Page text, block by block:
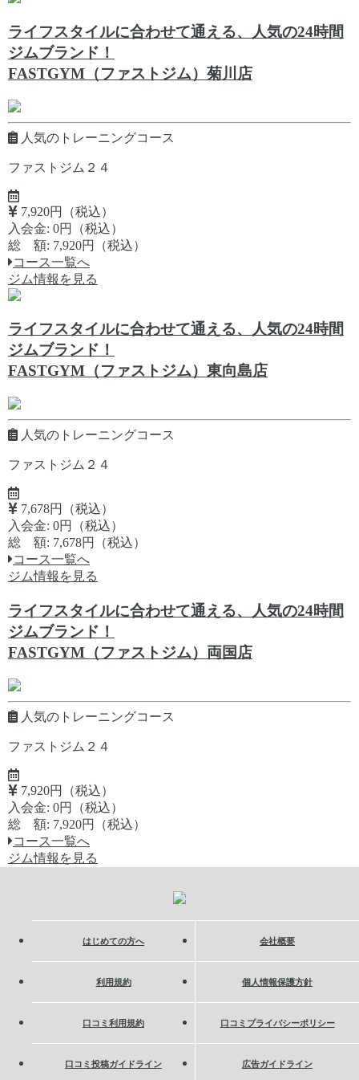
ライフスタイルに合わせて通える、人気の24時間
ジムブランド！
FASTGYM（ファストジム）菊川店
人気のトレーニングコース
ファストジム２４
7,920円（税込）
入会金: 0円（税込）
総 額: 7,920円（税込）
コース一覧へ
ジム情報を見る
ライフスタイルに合わせて通える、人気の24時間
ジムブランド！
FASTGYM（ファストジム）東向島店
人気のトレーニングコース
ファストジム２４
7,678円（税込）
入会金: 0円（税込）
総 額: 7,678円（税込）
コース一覧へ
ジム情報を見る
ライフスタイルに合わせて通える、人気の24時間
ジムブランド！
FASTGYM（ファストジム）両国店
人気のトレーニングコース
ファストジム２４
7,920円（税込）
入会金: 0円（税込）
総 額: 7,920円（税込）
コース一覧へ
ジム情報を見る
はじめての方へ 会社概要
利用規約 個人情報保護方針
口コミ利用規約 口コミプライバシーポリシー
口コミ投稿ガイドライン 広告ガイドライン